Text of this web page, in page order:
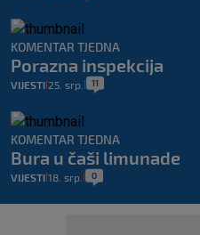
KOMENTAR TJEDNA
Porazna inspekcija
VIJESTI 25. srp. 11
KOMENTAR TJEDNA
Bura u čaši limunade
VIJESTI 18. srp. 0